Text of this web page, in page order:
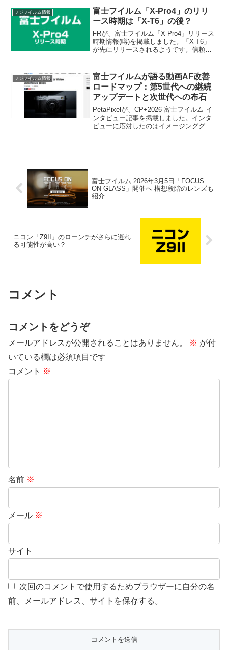
調達への影響などデジカメライフ独自の
視点で考察します。
フジフイルム情報
富士フイルム「X-Pro4」のリリ
ース時期は「X-T6」の後？
FRが、富士フイルム「X-Pro4」リリース
時期情報(噂)を掲載しました。「X-T6」
が先にリリースされるようです。信頼で
フジフイルム情報
富士フイルムが語る動画AF改善
ロードマップ：第5世代への継続
アップデートと次世代への布石
PetaPixelが、CP+2026 富士フイルム イ
ンタビュー記事を掲載しました。インタ
ビューに応対したのはイメージンググル
富士フイルム 2026年3月5日「FOCUS
ON GLASS」開催へ 構想段階のレンズも
紹介
ニコン「Z9II」のローンチがさらに遅れ
る可能性が高い？
コメント
コメントをどうぞ
メールアドレスが公開されることはありません。 ※ が付
いている欄は必須項目です
コメント ※
名前 ※
メール ※
サイト
次回のコメントで使用するためブラウザーに自分の名
前、メールアドレス、サイトを保存する。